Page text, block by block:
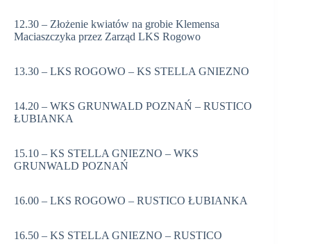
12.30 – Złożenie kwiatów na grobie Klemensa
Maciaszczyka przez Zarząd LKS Rogowo
13.30 – LKS ROGOWO – KS STELLA GNIEZNO
14.20 – WKS GRUNWALD POZNAŃ – RUSTICO
ŁUBIANKA
15.10 – KS STELLA GNIEZNO – WKS
GRUNWALD POZNAŃ
16.00 – LKS ROGOWO – RUSTICO ŁUBIANKA
16.50 – KS STELLA GNIEZNO – RUSTICO